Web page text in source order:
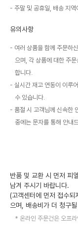
주말 및 공휴일, 배송 지역
유의사항
여러 상품을 함께 주문하
으며, 각 상품에 대한 주
합니다.
실시간 재고 연동이 이루
수 있습니다.
품절 시 고객님께 신속한
중에는 문자를 통해 안내
반품 및 교환 시 먼저 피
남겨 주시기 바랍니다.
(고객센터에 먼저 접수
으며, 배송비가 더 청구
온라인 주문건은 오프